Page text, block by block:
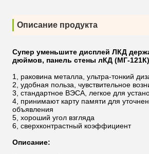
Описание продукта
Супер уменьшите дисплей ЛКД
дюймов, панель стены лКД (МГ-121К)
1, раковина металла, ультра-тонкий
2, удобная польза, чувствительное
3, стандартное ВЭСА, легкое для
4, принимают карту памяти для
объявления
5, хороший угол взгляда
6, сверхконтрастный коэффициент
Описание: